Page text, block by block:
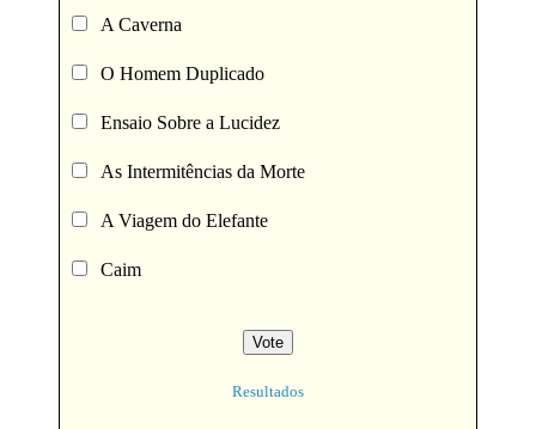
A Caverna
O Homem Duplicado
Ensaio Sobre a Lucidez
As Intermitências da Morte
A Viagem do Elefante
Caim
Resultados